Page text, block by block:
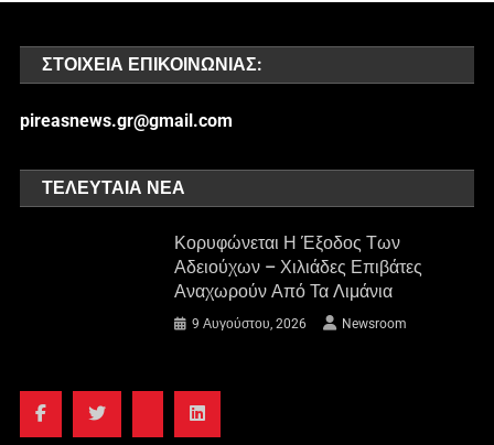
ΣΤΟΙΧΕΊΑ ΕΠΙΚΟΙΝΩΝΊΑΣ:
pireasnews.gr@gmail.com
ΤΕΛΕΥΤΑΊΑ ΝΈΑ
Κορυφώνεται Η Έξοδος Των
Αδειούχων – Χιλιάδες Επιβάτες
Αναχωρούν Από Τα Λιμάνια
9 Αυγούστου, 2026 Newsroom